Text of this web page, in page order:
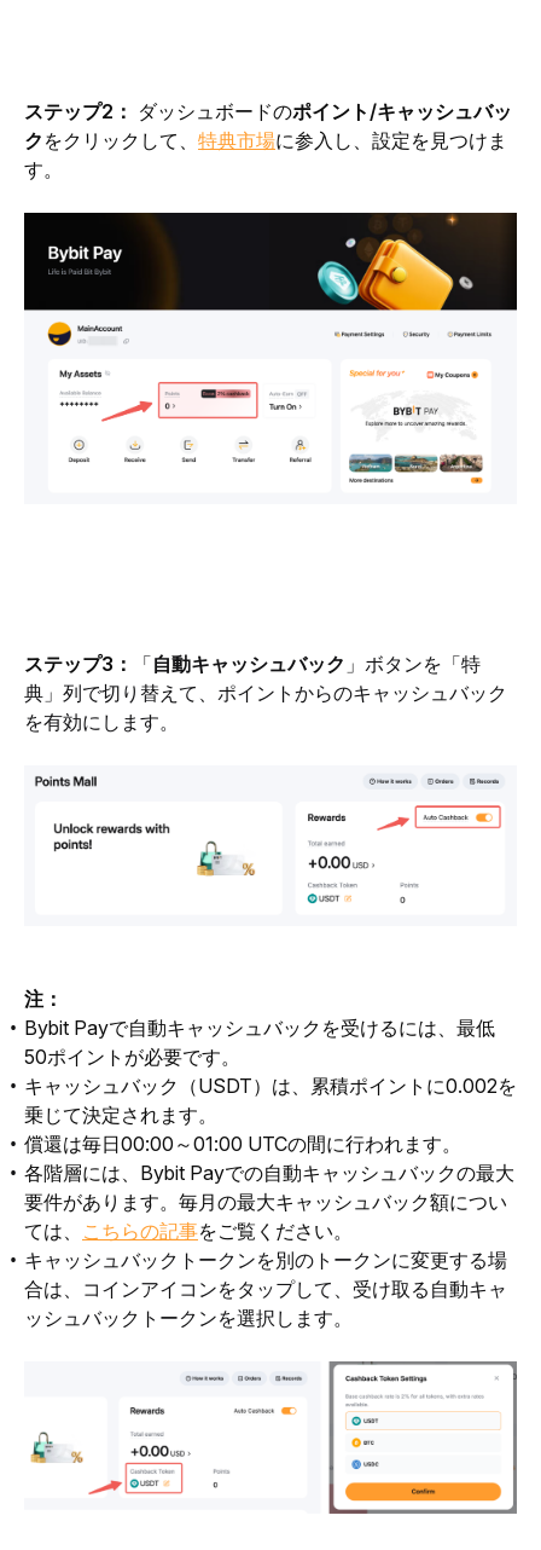
ステップ2： ダッシュボードのポイント/キャッシュバッ
ク をクリックして、 特典市場に参入し、設定を見つけま
す。
ステップ3： 「自動キャッシュバック 」ボタンを「特
典」列で切り替えて、ポイントからのキャッシュバック
を有効にします。
注：
Bybit Payで自動キャッシュバックを受けるには、最低
50ポイントが必要です。
キャッシュバック（USDT）は、累積ポイントに0.002を
乗じて決定されます。
償還は毎日00:00～01:00 UTCの間に行われます。
各階層には、Bybit Payでの自動キャッシュバックの最大
要件があります。毎月の最大キャッシュバック額につい
ては、 こちらの記事をご覧ください。
キャッシュバックトークンを別のトークンに変更する場
合は、コインアイコンをタップして、受け取る自動キャ
ッシュバックトークンを選択します。